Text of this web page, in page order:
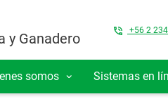
y Ganadero Top
+56 2
somos Sistemas en